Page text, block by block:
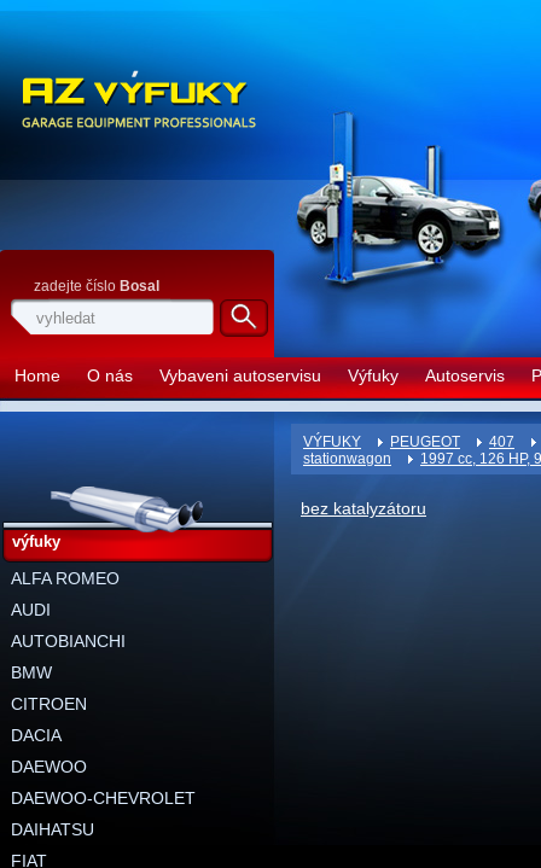
Home O nás Vybaveni autoservisu Výfuky Autoservis
zadejte číslo Bosal
VÝFUKY PEUGEOT
407
stationwagon
1997 cc, 126 HP,
bez katalyzátoru
výfuky
ALFA ROMEO
AUDI
AUTOBIANCHI
BMW
CITROEN
DACIA
DAEWOO
DAEWOO-CHEVROLET
DAIHATSU
FIAT